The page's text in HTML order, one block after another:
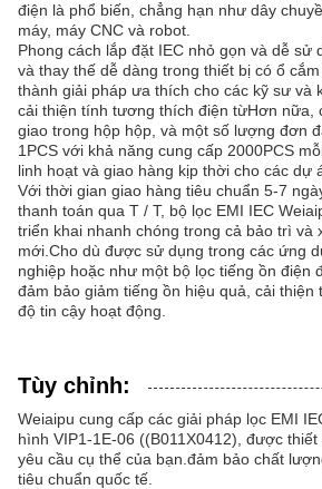
điện là phổ biến, chẳng hạn như dây
máy, máy CNC và robot.
Phong cách lắp đặt IEC nhỏ gọn và dễ sử
và thay thế dễ dàng trong thiết bị có ổ
thành giải pháp ưa thích cho các kỹ sư và
cải thiện tính tương thích điện từHơn nữa,
giao trong hộp hộp, và một số lượng đơn
1PCS với khả năng cung cấp 2000PCS
linh hoạt và giao hàng kịp thời cho các dự
Với thời gian giao hàng tiêu chuẩn 5-7
thanh toán qua T / T, bộ lọc EMI IEC
triển khai nhanh chóng trong cả bảo trì và
mới.Cho dù được sử dụng trong các ứng
nghiệp hoặc như một bộ lọc tiếng ồn điện
đảm bảo giảm tiếng ồn hiệu quả, cải thiện
độ tin cậy hoạt động.
Tùy chỉnh:
Weiaipu cung cấp các giải pháp lọc EMI
hình VIP1-1E-06 ((B011X0412), được
yêu cầu cụ thể của bạn.đảm bảo chất
tiêu chuẩn quốc tế.